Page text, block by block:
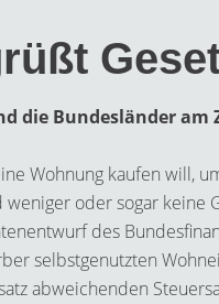
die Bundesländer am
Wohnung kaufen will,
oder sogar keine
des
selbstgenutzten
abweichenden